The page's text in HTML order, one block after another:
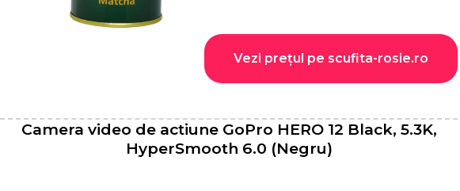
Vezi prețul pe scufita-rosie.ro
Camera video de actiune GoPro HERO 12 Black, 5.3K,
HyperSmooth 6.0 (Negru)